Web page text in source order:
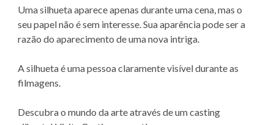
Uma silhueta aparece apenas durante uma cena, mas o
seu papel não é sem interesse. Sua aparência pode ser a
razão do aparecimento de uma nova intriga.
A silhueta é uma pessoa claramente visível durante as
filmagens.
Descubra o mundo da arte através de um casting